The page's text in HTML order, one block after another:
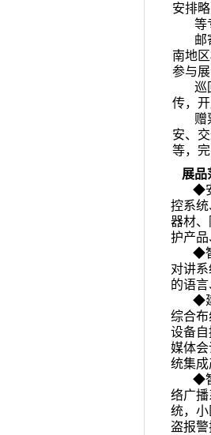
安排略
等
邮
南地
参与展
巡
传，
赠
安、
等，
展品
◆
控系
器材
护产品
◆
对讲
的语
◆
综合
设备
媒体
统集成
◆
络广
统，
盗报